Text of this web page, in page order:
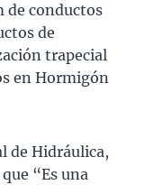
de conductos
de
trapecial
en Hormigón
de Hidráulica,
“Es una